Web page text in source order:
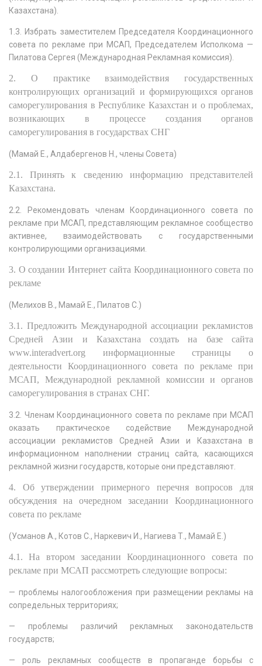
Казахстана).
1.3. Избрать заместителем Председателя Координационного
совета по рекламе при МСАП, Председателем Исполкома —
Пилатова Сергея (Международная Рекламная комиссия).
2. О практике взаимодействия государственных
контролирующих организаций и формирующихся органов
саморегулирования в Республике Казахстан и о проблемах,
возникающих в процессе создания органов
саморегулирования в государствах СНГ
(Мамай Е., Алдабергенов Н., члены Совета)
2.1. Принять к сведению информацию представителей
Казахстана.
2.2. Рекомендовать членам Координационного совета по
рекламе при МСАП, представляющим рекламное сообщество
активнее, взаимодействовать с государственными
контролирующими организациями.
3. О создании Интернет сайта Координационного совета по
рекламе
(Мелихов В., Мамай Е., Пилатов С.)
3.1. Предложить Международной ассоциации рекламистов
Средней Азии и Казахстана создать на базе сайта
www.interadvert.org информационные страницы о
деятельности Координационного совета по рекламе при
МСАП, Международной рекламной комиссии и органов
саморегулирования в странах СНГ.
3.2. Членам Координационного совета по рекламе при МСАП
оказать практическое содействие Международной
ассоциации рекламистов Средней Азии и Казахстана в
информационном наполнении страниц сайта, касающихся
рекламной жизни государств, которые они представляют.
4. Об утверждении примерного перечня вопросов для
обсуждения на очередном заседании Координационного
совета по рекламе
(Усманов А., Котов С., Наркевич И., Нагиева Т., Мамай Е.)
4.1. На втором заседании Координационного совета по
рекламе при МСАП рассмотреть следующие вопросы:
— проблемы налогообложения при размещении рекламы на
сопредельных территориях;
— проблемы различий рекламных законодательств
государств;
— роль рекламных сообществ в пропаганде борьбы с